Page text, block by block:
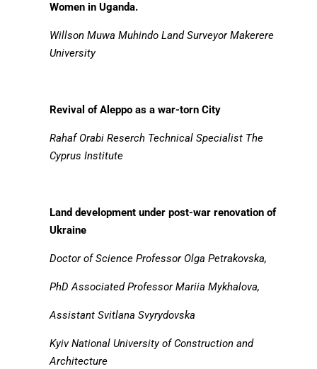
Women in Uganda.
Willson Muwa Muhindo Land Surveyor Makerere
University
Revival of Aleppo as a war-torn City
Rahaf Orabi Reserch Technical Specialist The
Cyprus Institute
Land development under post-war renovation of
Ukraine
Doctor of Science Professor Olga Petrakovska,
PhD Associated Professor Mariia Mykhalova,
Assistant Svitlana Svyrydovska
Kyiv National University of Construction and
Architecture